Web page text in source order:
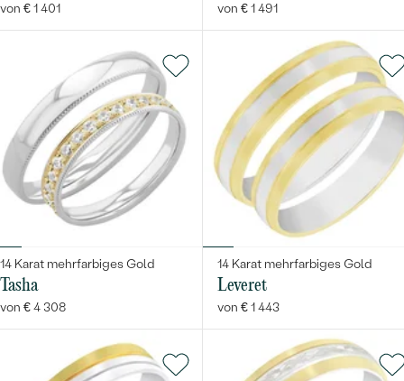
von € 1 401 von € 1 491
14 Karat mehrfarbiges Gold
Tasha
von € 4 308
14 Karat mehrfarbiges Gold
Leveret
von € 1 443